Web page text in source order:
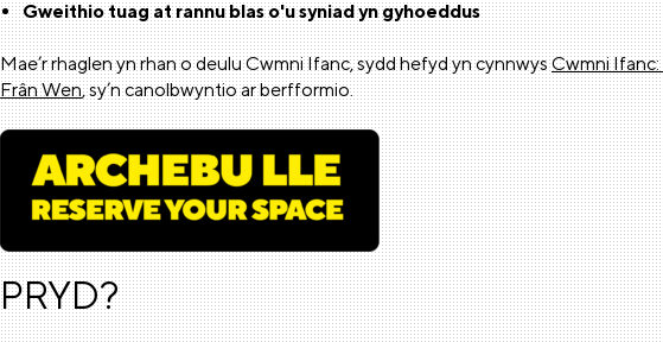
Gweithio tuag at rannu blas o'u syniad yn gyhoeddus
Mae’r rhaglen yn rhan o deulu Cwmni Ifanc, sydd hefyd yn cynnwysCwmni Ifanc:
Frân Wen, sy’n canolbwyntio ar berfformio.
PRYD?